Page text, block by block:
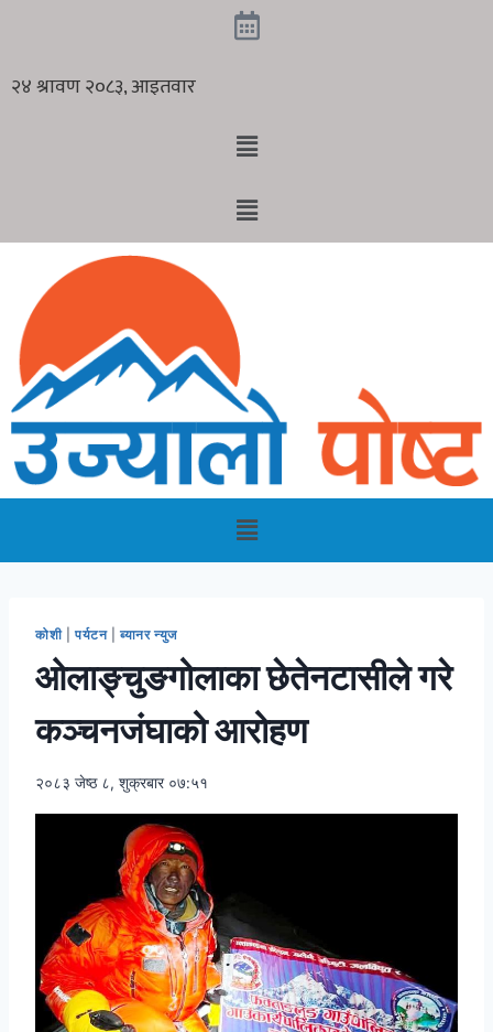
कोशी| पर्यटन|ब्यानर न्युज
ओलाङ्चुङगोलाका छेतेनटासीले गरे
कञ्चनजंघाको आरोहण
२०८३ जेष्ठ ८, शुक्रबार ०७:५१